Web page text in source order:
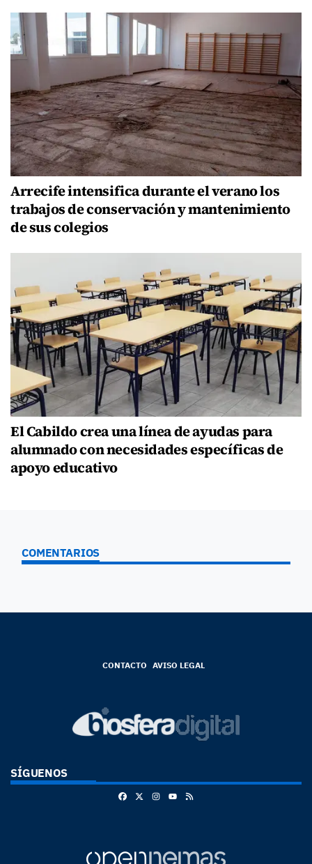
Arrecife intensifica durante el verano los
trabajos de conservación y mantenimiento
de sus colegios
El Cabildo crea una línea de ayudas para
alumnado con necesidades específicas de
apoyo educativo
COMENTARIOS
CONTACTO AVISO LEGAL
SÍGUENOS
FacebookInstagram